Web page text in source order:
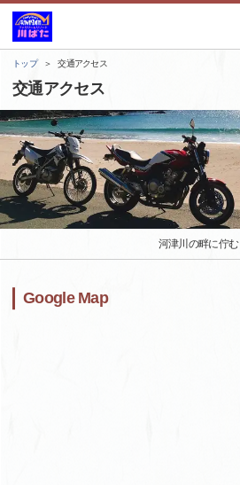
トップ 交通アクセス
交通アクセス
河津川の畔に佇む
Google Map